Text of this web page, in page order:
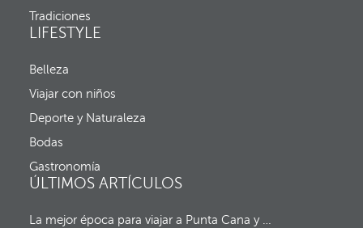
e
a
n
a
m
e
r
g
e
n
e
r
a
d
y
e
c
a
e
s
l
Tradiciones
LIFESTYLE
Belleza
Viajar con niños
Deporte y Naturaleza
Bodas
Gastronomía
ÚLTIMOS ARTÍCULOS
La mejor época para viajar a Punta Cana y al resto del Caribe (sin huracanes)